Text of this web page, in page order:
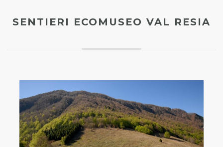
SENTIERI ECOMUSEO VAL RESIA